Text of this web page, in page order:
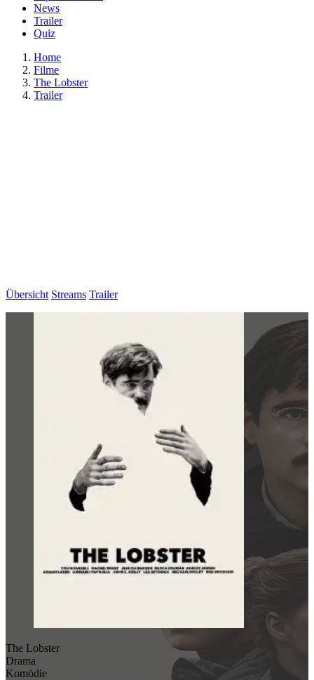
News
Trailer
Quiz
Home
Filme
The Lobster
Trailer
Übersicht Streams Trailer
The Lobster
Drama
Komödie